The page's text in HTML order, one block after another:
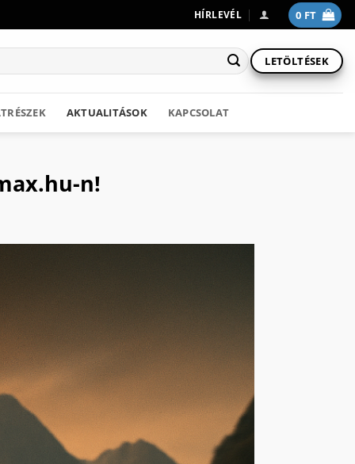
HÍRLEVÉL 0 FT
LETÖLTÉSEK
AKTUALITÁSOK KAPCSOLAT
n!